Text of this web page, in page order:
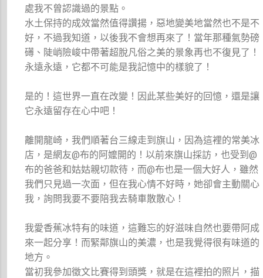
處我不曾認識過的景點。
水土保持的成效當然值得讚揚，惡地變美地當然也不是不
好，不過我知道，以後我不會想再來了！當年那種氣勢磅
礡、陡峭險峻中帶著超脫凡俗之美的景象再也不復見了！
永遠永遠，它都不可能是我記憶中的樣貌了！
是的！這世界一直在改變！因此某些美好的回憶，還是讓
它永遠留存在心中吧！
離開龍崎，我們順著台三線走到旗山，因為這裡的常美冰
店，是網友@布的阿嬤開的！以前來旗山採訪，也受到@
布的爸爸和姑姑親切款待，而@布也是一個大好人，雖然
我們只見過一次面，但在我心情不好時，她卻會主動關心
我，詢問我要不要陪我去騎車散散心！
我愛香蕉冰特有的味道，這難忘的好滋味自然也要帶阿成
來一起分享！而緊鄰旗山的美濃，也是我覺得很有味道的
地方。
當初我參加徵文比賽得到頭獎，就是在這裡拍的照片，描